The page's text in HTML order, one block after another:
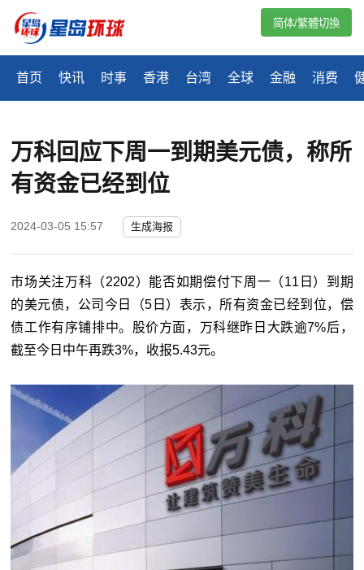
首页 快讯 时事 香港 台湾 全球 金融 消费
简体/繁體切換
万科回应下周一到期美元债，称所
有资金已经到位
2024-03-05 15:57 生成海报
市场关注万科（2202）能否如期偿付下周一（11日）到期
的美元债，公司今日（5日）表示，所有资金已经到位，偿
债工作有序铺排中。股价方面，万科继昨日大跌逾7%后，
截至今日中午再跌3%，收报5.43元。